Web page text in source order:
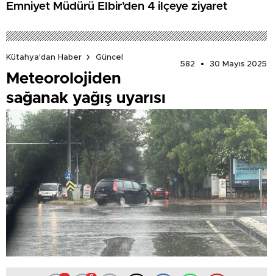
Emniyet Müdürü Elbir’den 4 ilçeye ziyaret
Kütahya'dan Haber
Güncel
582
30 Mayıs 2025
Meteorolojiden
sağanak yağış uyarısı